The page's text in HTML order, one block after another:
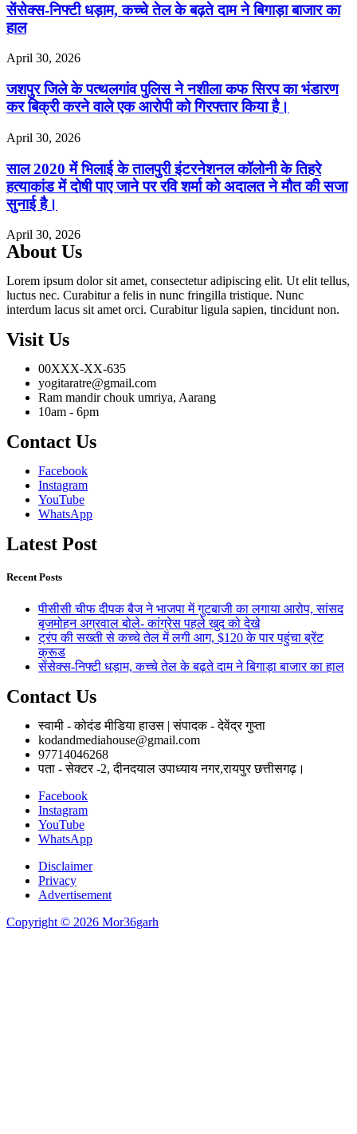
सेंसेक्स-निफ्टी धड़ाम, कच्चे तेल के बढ़ते दाम ने बिगाड़ा बाजार का
हाल
April 30, 2026
जशपुर जिले के पत्थलगांव पुलिस ने नशीला कफ सिरप का भंडारण
कर बिक्री करने वाले एक आरोपी को गिरफ्तार किया है।
April 30, 2026
साल 2020 में भिलाई के तालपुरी इंटरनेशनल कॉलोनी के तिहरे
हत्याकांड में दोषी पाए जाने पर रवि शर्मा को अदालत ने मौत की सजा
सुनाई है।
April 30, 2026
About Us
Lorem ipsum dolor sit amet, consectetur adipiscing elit. Ut elit tellus,
luctus nec. Curabitur a felis in nunc fringilla tristique. Nunc
interdum lacus sit amet orci. Curabitur ligula sapien, tincidunt non.
Visit Us
00XXX-XX-635
yogitaratre@gmail.com
Ram mandir chouk umriya, Aarang
10am - 6pm
Contact Us
Facebook
Instagram
YouTube
WhatsApp
Latest Post
Recent Posts
पीसीसी चीफ दीपक बैज ने भाजपा में गुटबाजी का लगाया आरोप, सांसद
बृजमोहन अग्रवाल बोले- कांग्रेस पहले खुद को देखे
ट्रंप की सख्ती से कच्चे तेल में लगी आग, $120 के पार पहुंचा ब्रेंट
क्रूड
सेंसेक्स-निफ्टी धड़ाम, कच्चे तेल के बढ़ते दाम ने बिगाड़ा बाजार का हाल
Contact Us
स्वामी - कोदंड मीडिया हाउस | संपादक - देवेंद्र गुप्ता
kodandmediahouse@gmail.com
97714046268
पता - सेक्टर -2, दीनदयाल उपाध्याय नगर,रायपुर छत्तीसगढ़।
Facebook
Instagram
YouTube
WhatsApp
Disclaimer
Privacy
Advertisement
Copyright © 2026 Mor36garh